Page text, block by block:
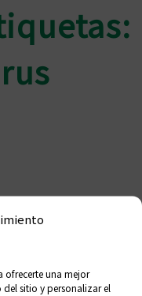
ofrecerte una mejor
sitio y personalizar el
la farmacia